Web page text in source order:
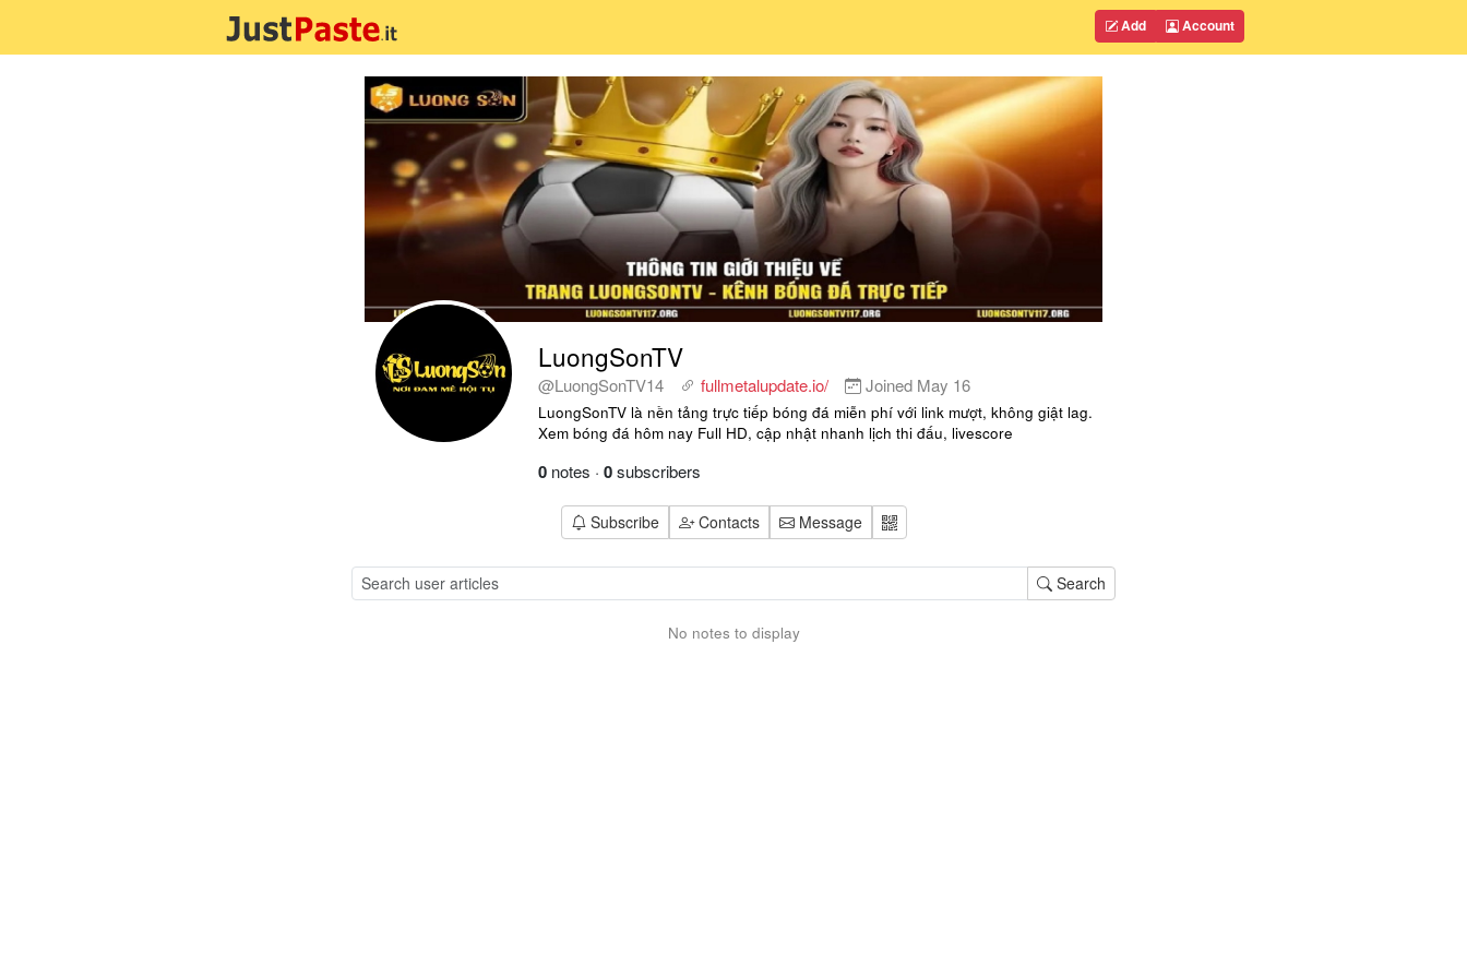
Add Account
LuongSonTV
@LuongSonTV14 fullmetalupdate.io/ Joined May 16
LuongSonTV là nền tảng trực tiếp bóng đá miễn phí với link mượt, không giật lag.
Xem bóng đá hôm nay Full HD, cập nhật nhanh lịch thi đấu, livescore
0 notes · 0subscribers
Subscribe Contacts Message
Search
No notes to display